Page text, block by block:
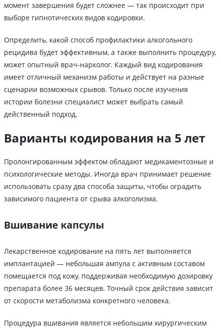
момент завершения будет сложнее — так происходит при
выборе гипнотических видов кодировки.
Определить, какой способ профилактики алкогольного
рецидива будет эффективным, а также выполнить процедуру,
может опытный врач-нарколог. Каждый вид кодирования
имеет отличный механизм работы и действует на разные
сценарии возможных срывов. Только после изучения
истории болезни специалист может выбрать самый
действенный подход.
Варианты кодирования на 5 лет
Пролонгированным эффектом обладают медикаментозные и
психологические методы. Иногда врач принимает решение
использовать сразу два способа защиты, чтобы оградить
зависимого пациента от срыва алкоголизма.
Вшивание капсулы
Лекарственное кодирование на пять лет выполняется
имплантацией — небольшая ампула с активным составом
помещается под кожу, поддерживая необходимую дозировку
препарата более 36 месяцев. Точный срок действия зависит
от скорости метаболизма конкретного человека.
Процедура вшивания является небольшим хирургическим